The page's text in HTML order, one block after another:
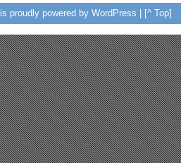
is proudly powered by WordPress | [^ Top]